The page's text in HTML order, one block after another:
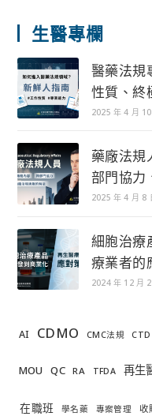
生醫專欄
醫藥法規
性質、終
2025 年 4 月
藥廠法規
部門協力
2025 年 4 月 8
細胞治療
療業者的
2024 年 12 月
AI CDMO CMC法規 CTD
MOU QC RA TFDA 再生
在職班 學名藥 專案管理 收